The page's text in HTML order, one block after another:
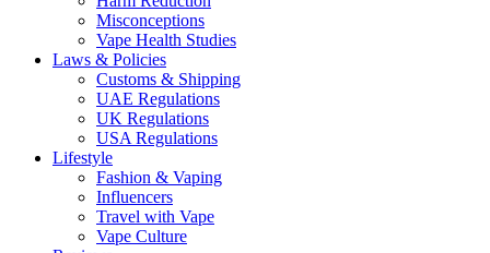
Misconceptions
Vape Health Studies
Laws & Policies
Customs & Shipping
UAE Regulations
UK Regulations
USA Regulations
Lifestyle
Fashion & Vaping
Influencers
Travel with Vape
Vape Culture